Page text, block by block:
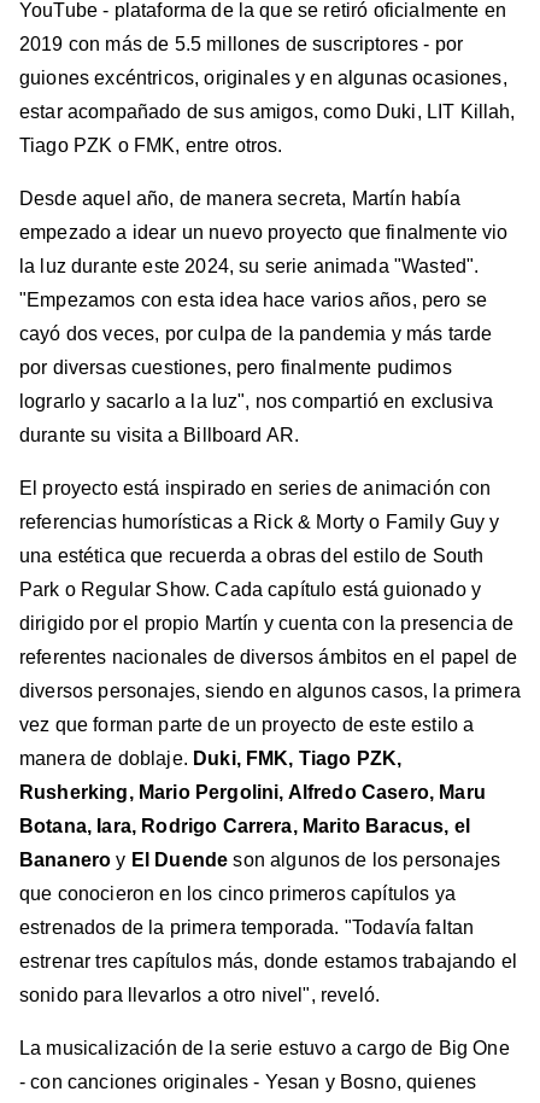
YouTube - plataforma de la que se retiró oficialmente en
2019 con más de 5.5 millones de suscriptores - por
guiones excéntricos, originales y en algunas ocasiones,
estar acompañado de sus amigos, como Duki, LIT Killah,
Tiago PZK o FMK, entre otros.
Desde aquel año, de manera secreta, Martín había
empezado a idear un nuevo proyecto que finalmente vio
la luz durante este 2024, su serie animada "Wasted".
"Empezamos con esta idea hace varios años, pero se
cayó dos veces, por culpa de la pandemia y más tarde
por diversas cuestiones, pero finalmente pudimos
lograrlo y sacarlo a la luz", nos compartió en exclusiva
durante su visita a Billboard AR.
El proyecto está inspirado en series de animación con
referencias humorísticas a Rick & Morty o Family Guy y
una estética que recuerda a obras del estilo de South
Park o Regular Show. Cada capítulo está guionado y
dirigido por el propio Martín y cuenta con la presencia de
referentes nacionales de diversos ámbitos en el papel de
diversos personajes, siendo en algunos casos, la primera
vez que forman parte de un proyecto de este estilo a
manera de doblaje. Duki, FMK, Tiago PZK,
Rusherking, Mario Pergolini, Alfredo Casero, Maru
Botana, Iara, Rodrigo Carrera, Marito Baracus, el
Bananeroy El Duendeson algunos de los personajes
que conocieron en los cinco primeros capítulos ya
estrenados de la primera temporada. "Todavía faltan
estrenar tres capítulos más, donde estamos trabajando el
sonido para llevarlos a otro nivel", reveló.
La musicalización de la serie estuvo a cargo de Big One
- con canciones originales - Yesan y Bosno, quienes